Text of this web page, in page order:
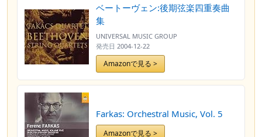
ベートーヴェン:後期弦楽四重奏曲
集
UNIVERSAL MUSIC GROUP
発売日 2004-12-22
Amazonで見る >
Farkas: Orchestral Music, Vol. 5
Amazonで見る >